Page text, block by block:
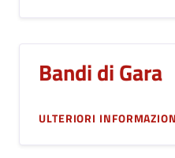
Bandi di Gara
ULTERIORI